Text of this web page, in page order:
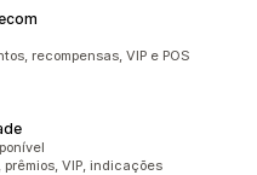
recompensas, VIP e POS
VIP, indicações